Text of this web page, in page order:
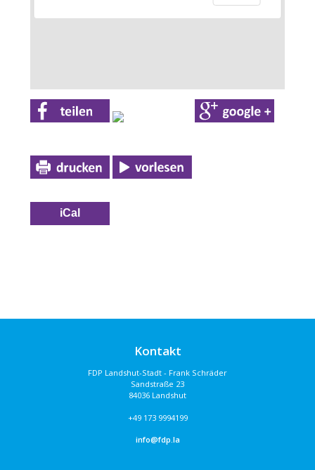
iCal
Kontakt
FDP Landshut-Stadt - Frank Schräder
Sandstraße 23
84036 Landshut
+49 173 9994199
info@fdp.la